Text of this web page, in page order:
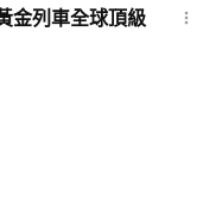
金列車全球頂級